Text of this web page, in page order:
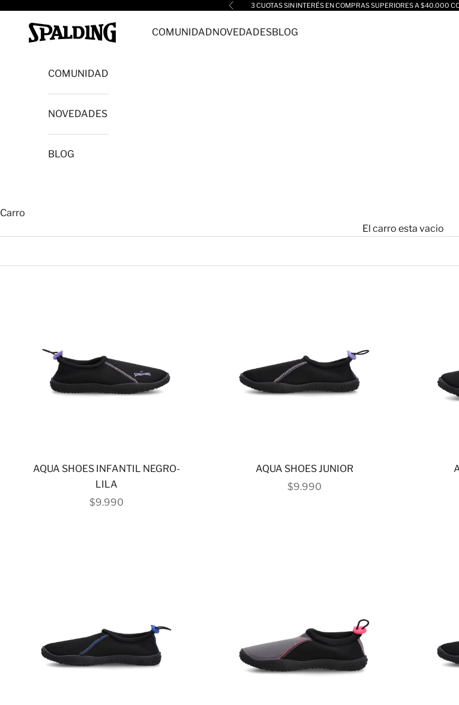
Anterior3 CUOTAS SIN INTERÉS EN COMPRAS SUPERIORES A $40.000
Spalding cl COMUNIDADNOVEDADESBLOG
COMUNIDAD
NOVEDADES
BLOG
Carro
El carro esta vacio
AQUA SHOES INFANTIL NEGRO-
LILA
PRECIO DE OFERTA
$9.990
AQUA SHOES JUNIOR
PRECIO DE OFERTA
$9.990